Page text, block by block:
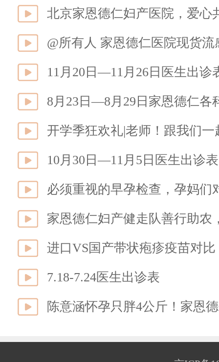
北京家恩德仁妇产医院，爱心
11月20日—11月26日医生出诊
8月23日—8月29日家恩德仁各
开学季狂欢礼|老师！跟我们一
10月30日—11月5日医生出诊表
必须重视的早孕检查，孕妈
家恩德仁妇产健走队善行助农
进口VS国产带状疱疹疫苗对
7.18-7.24医生出诊表